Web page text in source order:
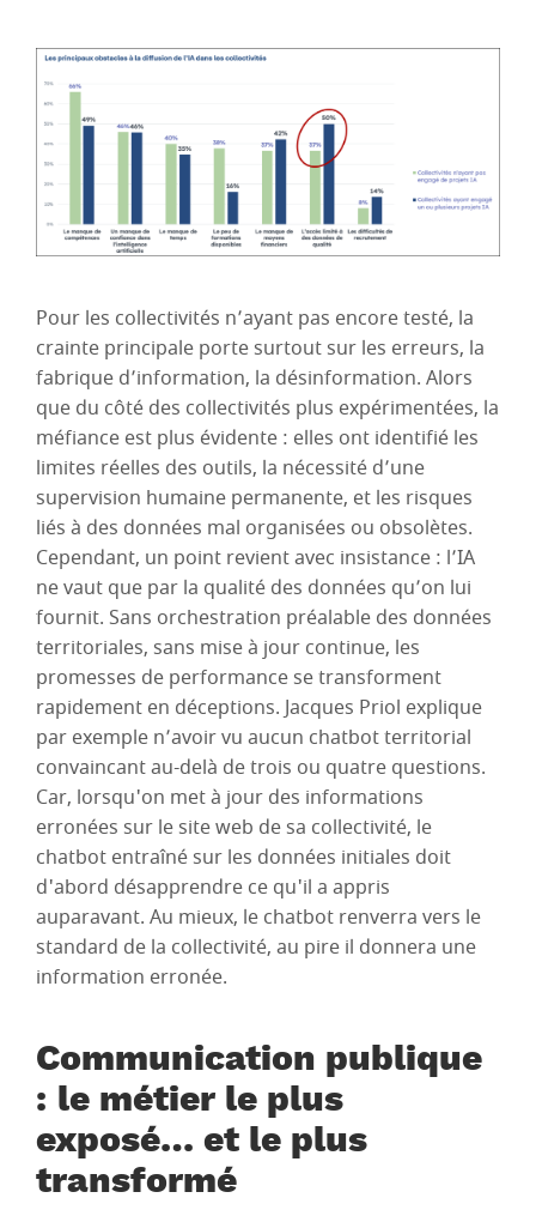
Pour les collectivités n’ayant pas encore testé, la
crainte principale porte surtout sur les erreurs, la
fabrique d’information, la désinformation. Alors
que du côté des collectivités plus expérimentées, la
méfiance est plus évidente : elles ont identifié les
limites réelles des outils, la nécessité d’une
supervision humaine permanente, et les risques
liés à des données mal organisées ou obsolètes.
Cependant, un point revient avec insistance : l’IA
ne vaut que par la qualité des données qu’on lui
fournit. Sans orchestration préalable des données
territoriales, sans mise à jour continue, les
promesses de performance se transforment
rapidement en déceptions. Jacques Priol explique
par exemple n’avoir vu aucun chatbot territorial
convaincant au-delà de trois ou quatre questions.
Car, lorsqu'on met à jour des informations
erronées sur le site web de sa collectivité, le
chatbot entraîné sur les données initiales doit
d'abord désapprendre ce qu'il a appris
auparavant. Au mieux, le chatbot renverra vers le
standard de la collectivité, au pire il donnera une
information erronée.
Communication publique
: le métier le plus
exposé… et le plus
transformé